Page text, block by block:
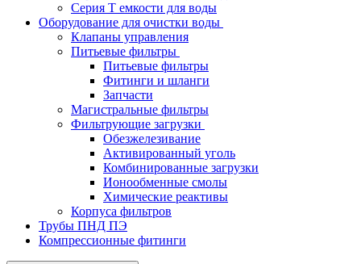
Серия T емкости для воды
Оборудование для очистки воды
Клапаны управления
Питьевые фильтры
Питьевые фильтры
Фитинги и шланги
Запчасти
Магистральные фильтры
Фильтрующие загрузки
Обезжелезивание
Активированный уголь
Комбинированные загрузки
Ионообменные смолы
Химические реактивы
Корпуса фильтров
Трубы ПНД ПЭ
Компрессионные фитинги